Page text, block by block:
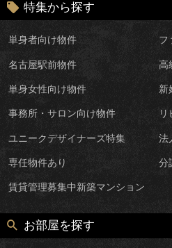
特集から探す
単身者向け物件 フ
名古屋駅前物件 高
単身女性向け物件 新
事務所・サロン向け物件
ユニークデザイナーズ特集 法
専任物件あり 分
賃貸管理募集中新築マンション
お部屋を探す